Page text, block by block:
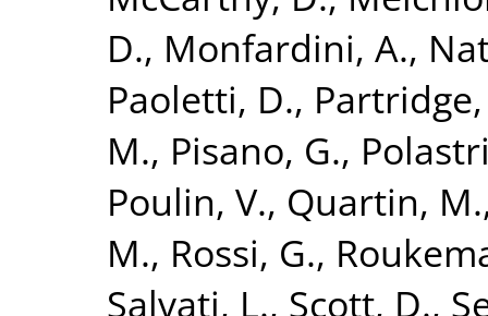
D., Monfardini, A.,
Paoletti, D.,
M., Pisano, G.,
Poulin, V., Quartin, M.
M., Rossi, G.,
Salvati, L., Scott, D.,